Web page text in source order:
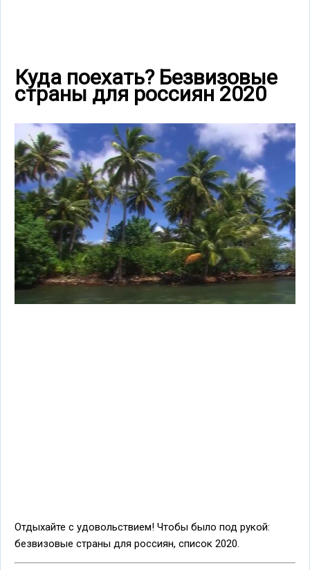
Куда поехать? Безвизовые
страны для россиян 2020
Отдыхайте с удовольствием! Чтобы было под рукой:
безвизовые страны для россиян, список 2020.